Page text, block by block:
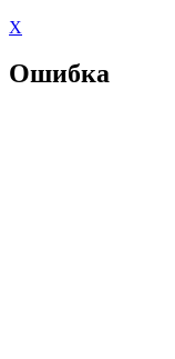
X
Ошибка